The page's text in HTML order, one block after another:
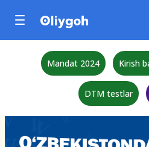
Mandat 2024 Kirish
DTM testlar